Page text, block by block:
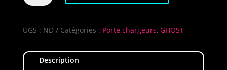
Kit
PCC
UGS : ND Catégories : Porte chargeurs, GHOST
Description